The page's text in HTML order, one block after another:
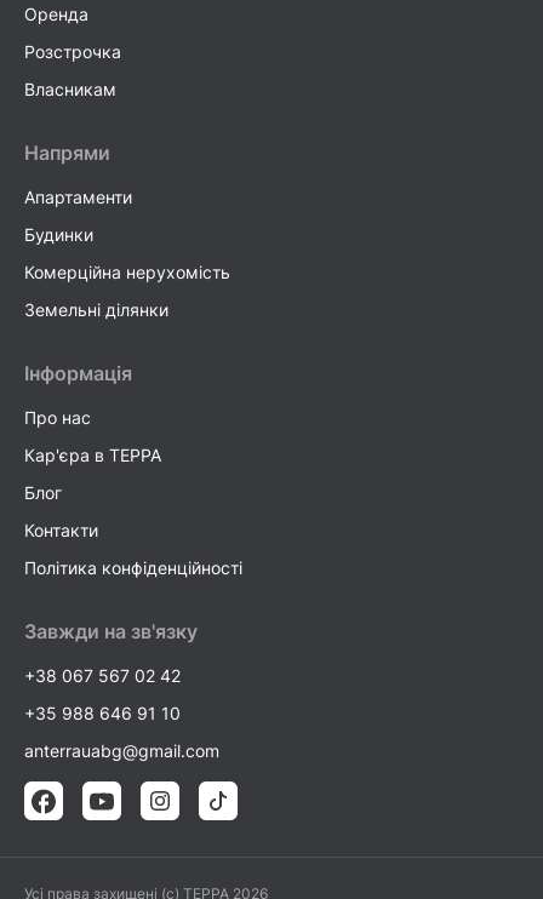
Оренда
Розстрочка
Власникам
Напрями
Апартаменти
Будинки
Комерційна нерухомість
Земельні ділянки
Інформація
Про нас
Кар'єра в TEPPA
Блог
Контакти
Політика конфіденційності
Завжди на зв'язку
+38 067 567 02 42
+35 988 646 91 10
anterrauabg@gmail.com
Усі права захищені (c) TEPPA 2026